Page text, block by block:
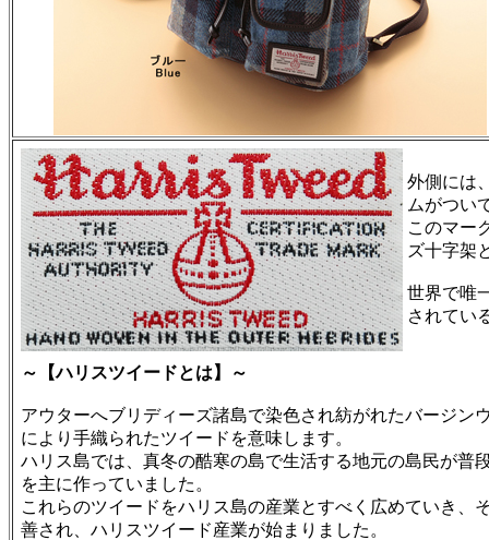
外側には
ムがつい
このマー
ズ十字架
世界で唯
されてい
～【ハリスツイードとは】～
アウターへブリディーズ諸島で染色され紡がれたバージン
により手織られたツイードを意味します。
ハリス島では、真冬の酷寒の島で生活する地元の島民が普
を主に作っていました。
これらのツイードをハリス島の産業とすべく広めていき、
善され、ハリスツイード産業が始まりました。